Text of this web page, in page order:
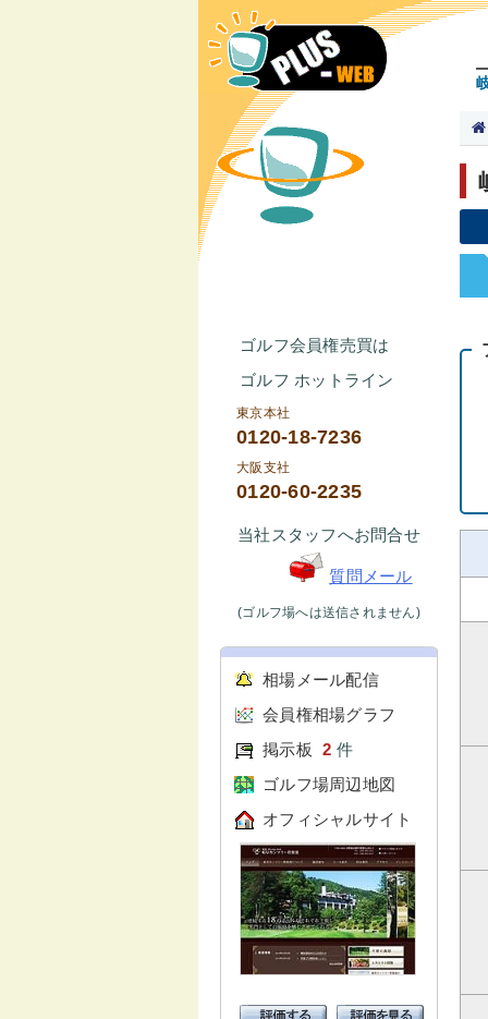
ゴルフ会員権売買は
ゴルフ ホットライン
東京本社
0120-18-7236
大阪支社
0120-60-2235
当社スタッフへお問合せ
質問メール
(ゴルフ場へは送信されません)
相場メール配信
会員権相場グラフ
掲示板
2 件
ゴルフ場周辺地図
オフィシャルサイト